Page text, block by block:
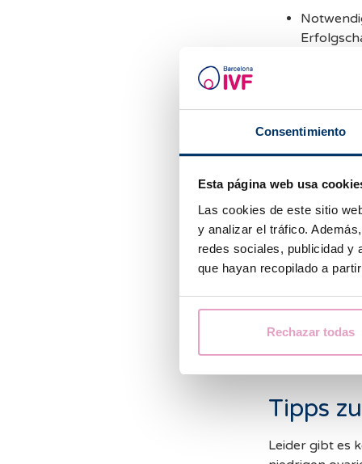
Consentimiento
Esta página web usa
Las cookies de este sitio
y analizar el tráfico.
redes sociales, publicidad y
que hayan recopilado a
Rechazar todas
Vorrat
Wenn der
es
IVF mit
der
IVF.
die
Tipps
Leider gibt es